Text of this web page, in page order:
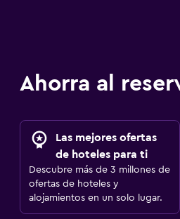
Ahorra al
Las mejores ofertas
de hoteles para ti
Descubre más de 3 millones de
ofertas de hoteles y
alojamientos en un solo lugar.